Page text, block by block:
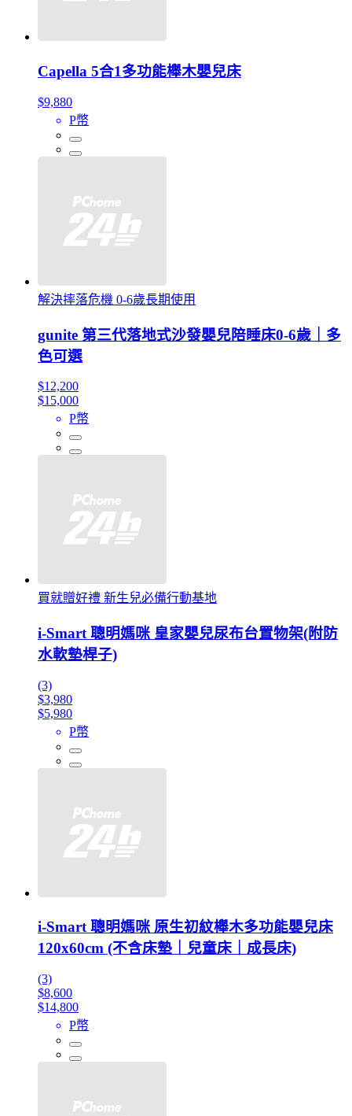
Capella 5合1多功能櫸木嬰兒床
$9,880
P幣
解決摔落危機 0-6歲長期使用
gunite 第三代落地式沙發嬰兒陪睡床0-6歲｜多
色可選
$12,200
$15,000
P幣
買就贈好禮 新生兒必備行動基地
i-Smart 聰明媽咪 皇家嬰兒尿布台置物架(附防
水軟墊桿子)
(3)
$3,980
$5,980
P幣
i-Smart 聰明媽咪 原生初紋櫸木多功能嬰兒床
120x60cm (不含床墊｜兒童床｜成長床)
(3)
$8,600
$14,800
P幣